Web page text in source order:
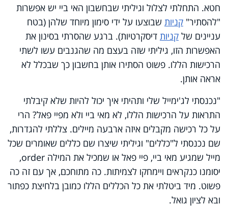
חטא. התחלתי לצלול וגיליתי שבחשבון האי ביי יש אפשרות
"להסתיר" קניות שבוצעו על ידי סימון מיוחד שלהן (בטח
עניינים של קניות דיסקרטיות). ברגע שהסרתי בסינון את
האפשרות הזו, גיליתי שזה בעצם מה שהגנבים עשו לשתי
הרכישות הללו. פשוט הסתירו אותן בחשבון כך שבכלל לא
אראה אותן.
"נכנסתי לג'ימייל שלי ותהיתי איך יכול להיות שלא קיבלתי
התראות על הרכישות הללו, לא מאי ביי ולא מפיי פאל? הרי
על כל רכישה מקבלים איזה ארבעה מיילים. צללתי להגדרות,
שם נכנסתי ל"כללים" וגיליתי שיצרו שם כללים שאומרים שכל
מייל שמגיע מאי ביי, פיי פאל או שמכיל את המילה order,
יסומנו כנקראים ויימחקו לצמיתות. כה מתוחכם, אך עם זה כה
פשוט. מיד ביטלתי את כל הכללים הללו כמובן בלחיצת כפתור
ובא לציון גואל.